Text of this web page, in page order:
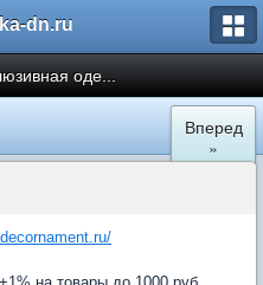
dn.ru
оде...
Вперед
»